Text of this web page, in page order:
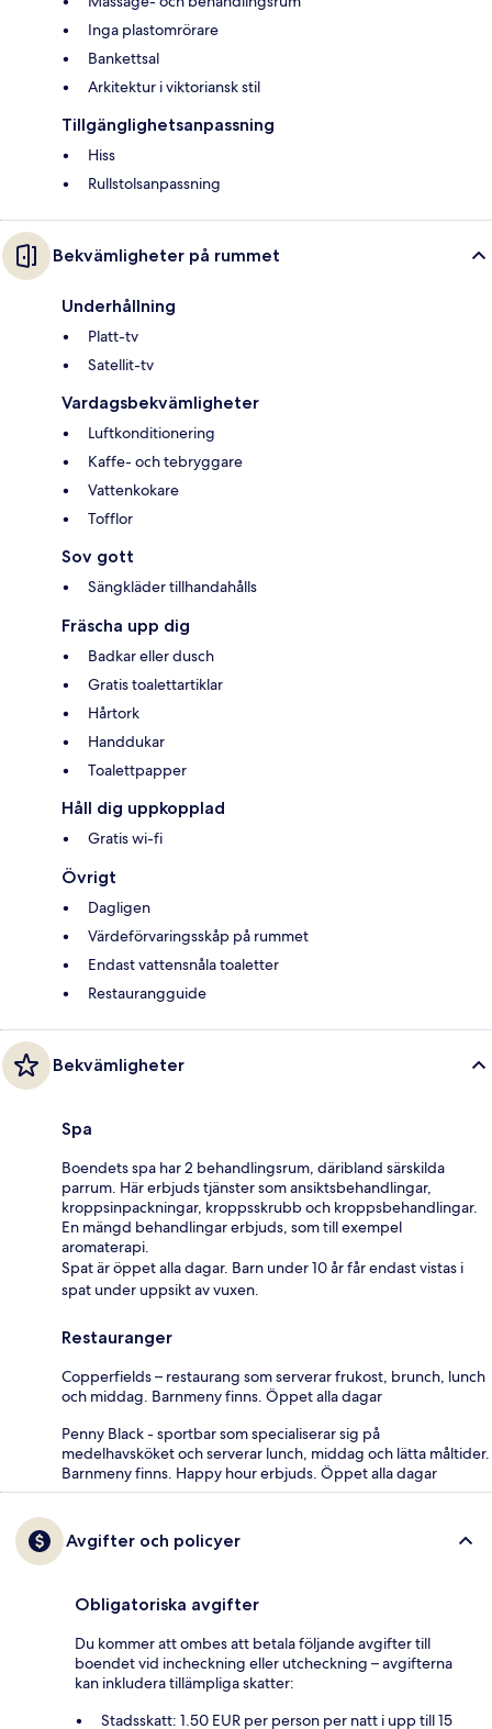
Inga plastomrörare
Bankettsal
Arkitektur i viktoriansk stil
Tillgänglighetsanpassning
Hiss
Rullstolsanpassning
Bekvämligheter på rummet
Underhållning
Platt-tv
Satellit-tv
Vardagsbekvämligheter
Luftkonditionering
Kaffe- och tebryggare
Vattenkokare
Tofflor
Sov gott
Sängkläder tillhandahålls
Fräscha upp dig
Badkar eller dusch
Gratis toalettartiklar
Hårtork
Handdukar
Toalettpapper
Håll dig uppkopplad
Gratis wi-fi
Övrigt
Dagligen
Värdeförvaringsskåp på rummet
Endast vattensnåla toaletter
Restaurangguide
Bekvämligheter
Spa
Boendets spa har 2 behandlingsrum, däribland särskilda
parrum. Här erbjuds tjänster som ansiktsbehandlingar,
kroppsinpackningar, kroppsskrubb och kroppsbehandlingar.
En mängd behandlingar erbjuds, som till exempel
aromaterapi.
Spat är öppet alla dagar. Barn under 10 år får endast vistas i
spat under uppsikt av vuxen.
Restauranger
Copperfields – restaurang som serverar frukost, brunch, lunch
och middag. Barnmeny finns. Öppet alla dagar
Penny Black - sportbar som specialiserar sig på
medelhavsköket och serverar lunch, middag och lätta måltider.
Barnmeny finns. Happy hour erbjuds. Öppet alla dagar
Avgifter och policyer
Obligatoriska avgifter
Du kommer att ombes att betala följande avgifter till
boendet vid incheckning eller utcheckning – avgifterna
kan inkludera tillämpliga skatter:
Stadsskatt: 1.50 EUR per person per natt i upp till 15